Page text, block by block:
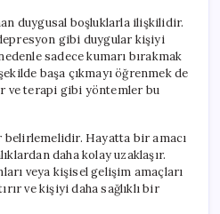
duygusal boşluklarla ilişkilidir.
gibi duygular kişiyi
sadece kumarı bırakmak
başa çıkmayı öğrenmek de
ve terapi gibi yöntemler bu
belirlemelidir. Hayatta bir amacı
daha kolay uzaklaşır.
veya kişisel gelişim amaçları
ve kişiyi daha sağlıklı bir